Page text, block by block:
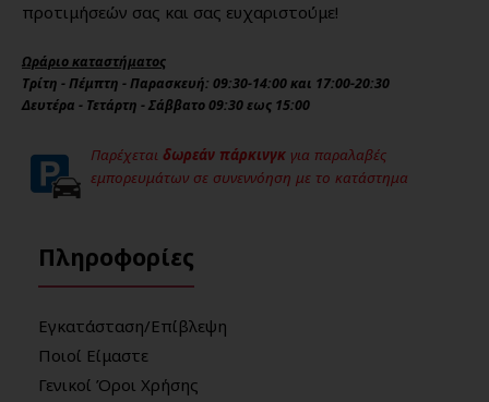
προτιμήσεών σας και σας ευχαριστούμε!
Ωράριο καταστήματος
Τρίτη - Πέμπτη - Παρασκευή: 09:30-14:00 και 17:00-20:30
Δευτέρα - Τετάρτη - Σάββατο 09:30 εως 15:00
Παρέχεται δωρεάν πάρκινγκ για παραλαβές
εμπορευμάτων σε συνεννόηση με το κατάστημα
Πληροφορίες
Εγκατάσταση/Επίβλεψη
Ποιοί Είμαστε
Γενικοί Όροι Χρήσης